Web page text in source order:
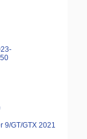
9/GT/GTX 2021